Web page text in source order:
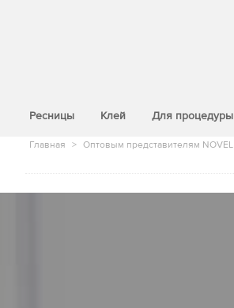
Ресницы Клей Для процедуры
Главная > Оптовым представителям NOVEL